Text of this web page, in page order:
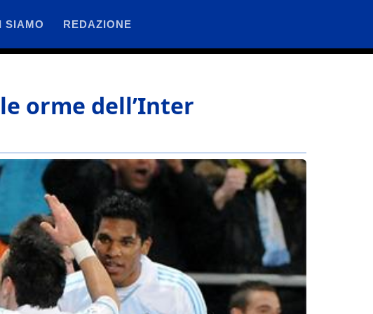
SIAMO REDAZIONE
orme dell’Inter